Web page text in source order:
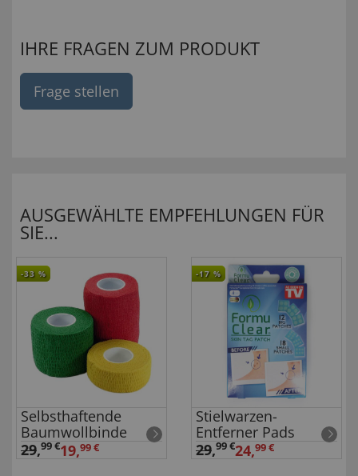
IHRE FRAGEN ZUM PRODUKT
Frage stellen
AUSGEWÄHLTE EMPFEHLUNGEN FÜR
SIE...
-33 %
Selbsthaftende
Baumwollbinde
29,99 €19,99 €
-17 %
Stielwarzen-
Entferner Pads
29,99 €24,99 €